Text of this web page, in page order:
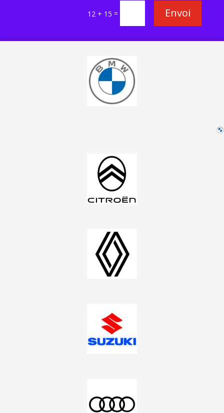
12 + 15 = Envoi